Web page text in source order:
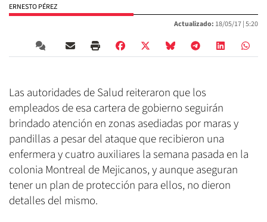
ERNESTO PÉREZ
Actualizado: 18/05/17 |5:20
Las autoridades de Salud reiteraron que los
empleados de esa cartera de gobierno seguirán
brindado atención en zonas asediadas por maras y
pandillas a pesar del ataque que recibieron una
enfermera y cuatro auxiliares la semana pasada en la
colonia Montreal de Mejicanos, y aunque aseguran
tener un plan de protección para ellos, no dieron
detalles del mismo.